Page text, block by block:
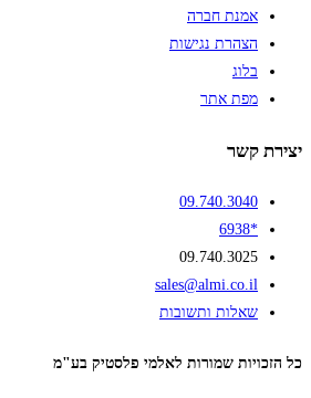
אמנת חברה
הצהרת נגישות
בלוג
מפת אתר
יצירת קשר
09.740.3040
*6938
09.740.3025
sales@almi.co.il
שאלות ותשובות
כל הזכויות שמורות לאלמי פלסטיק בע"מ